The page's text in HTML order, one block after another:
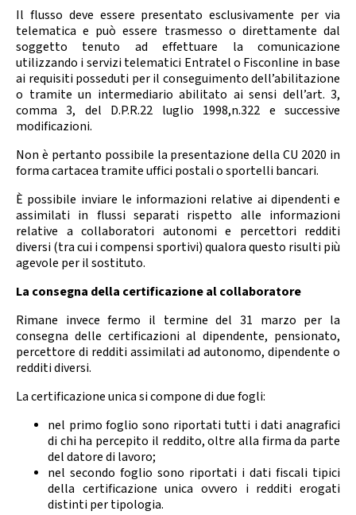
Il flusso deve essere presentato esclusivamente per via
telematica e può essere trasmesso o direttamente dal
soggetto tenuto ad effettuare la comunicazione
utilizzando i servizi telematici Entratel o Fisconline in base
ai requisiti posseduti per il conseguimento dell’abilitazione
o tramite un intermediario abilitato ai sensi dell’art. 3,
comma 3, del D.P.R.22 luglio 1998,n.322 e successive
modificazioni.
Non è pertanto possibile la presentazione della CU 2020 in
forma cartacea tramite uffici postali o sportelli bancari.
È possibile inviare le informazioni relative ai dipendenti e
assimilati in flussi separati rispetto alle informazioni
relative a collaboratori autonomi e percettori redditi
diversi (tra cui i compensi sportivi) qualora questo risulti più
agevole per il sostituto.
La consegna della certificazione al collaboratore
Rimane invece fermo il termine del 31 marzo per la
consegna delle certificazioni al dipendente, pensionato,
percettore di redditi assimilati ad autonomo, dipendente o
redditi diversi.
La certificazione unica si compone di due fogli:
nel primo foglio sono riportati tutti i dati anagrafici
di chi ha percepito il reddito, oltre alla firma da parte
del datore di lavoro;
nel secondo foglio sono riportati i dati fiscali tipici
della certificazione unica ovvero i redditi erogati
distinti per tipologia.